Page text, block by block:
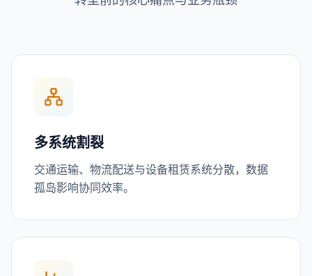
多系统割裂
交通运输、物流配送与设备租赁系统分散，数据
孤岛影响协同效率。